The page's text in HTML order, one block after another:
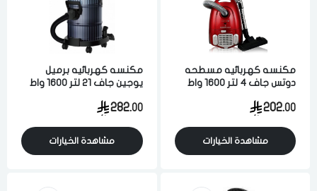
مكنسه كهربائيه مسطحه
دوتس جاف 4 لتر 1600 واط
202.00
مشاهدة الخيارات
مكنسه كهربائيه برميل
يوجين جاف 21 لتر 1600 واط
اضافيه ازرق
282.00
مشاهدة الخيارات